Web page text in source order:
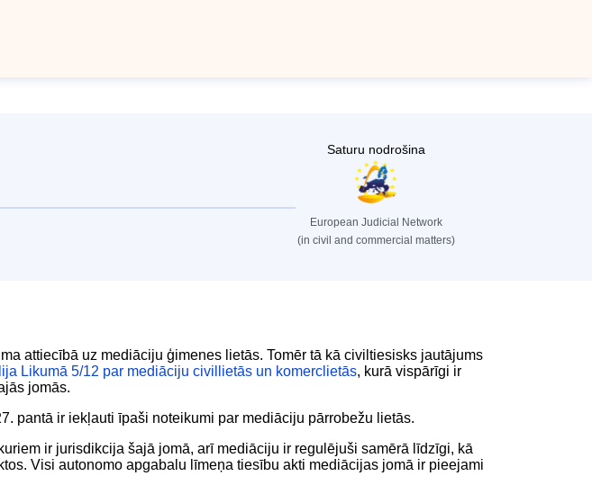
Saturu nodrošina
European Judicial Network
(in civil and commercial matters)
attiecībā uz mediāciju ģimenes lietās. Tomēr tā kā civiltiesisks jautājums
Likumā 5/12 par mediāciju civillietās un komerclietās, kurā vispārīgi ir
jomās.
pantā ir iekļauti īpaši noteikumi par mediāciju pārrobežu lietās.
ir jurisdikcija šajā jomā, arī mediāciju ir regulējuši samērā līdzīgi, kā
Visi autonomo apgabalu līmeņa tiesību akti mediācijas jomā ir pieejami